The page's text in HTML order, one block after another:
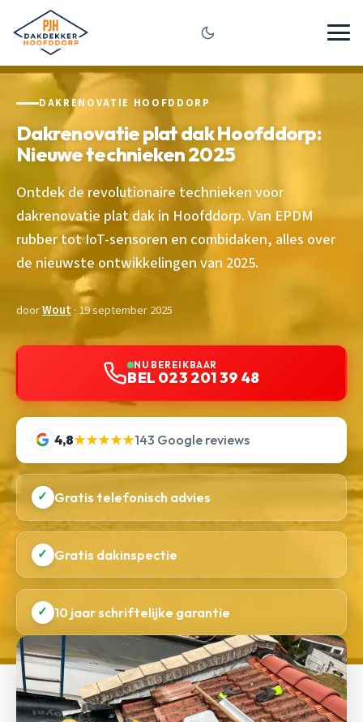
DAKRENOVATIE HOOFDDORP
Dakrenovatie plat dak Hoofddorp:
Nieuwe technieken 2025
Ontdek de revolutionaire technieken voor
dakrenovatie plat dak in Hoofddorp. Van EPDM
rubber tot IoT-sensoren en combidaken, alles over
de nieuwste ontwikkelingen van 2025.
doorWout· 19 september 2025
NU BEREIKBAAR
BEL 023 201 39 48
4,8★★★★★143 Google reviews
✓ Gratis telefonisch advies
✓ Gratis dakinspectie
✓ 10 jaar schriftelijke garantie